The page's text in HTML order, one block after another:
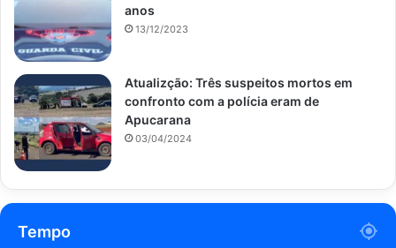
anos
13/12/2023
Atualizção: Três suspeitos mortos em
confronto com a polícia eram de
Apucarana
03/04/2024
Tempo